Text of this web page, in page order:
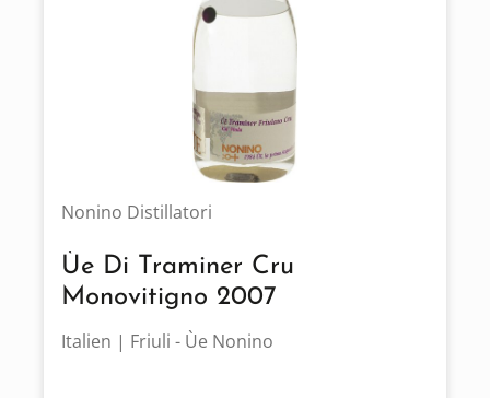
Nonino Distillatori
Ùe Di Traminer Cru
Monovitigno 2007
Italien | Friuli - Ùe Nonino